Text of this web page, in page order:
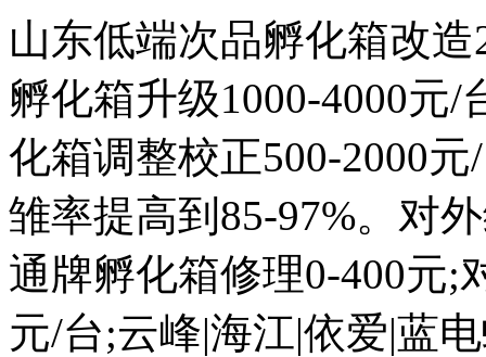
山东低端次品孵化箱改
孵化箱升级1000-4000元
化箱调整校正500-2000
雏率提高到85-97%。对
通牌孵化箱修理0-400元;
元/台;云峰|海江|依爱|蓝